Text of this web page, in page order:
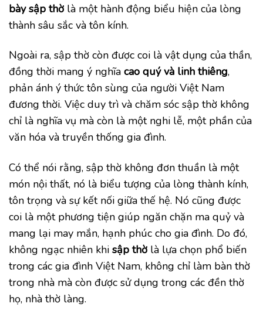
bày sập thờ là một hành động biểu hiện của lòng
thành sâu sắc và tôn kính.
Ngoài ra, sập thờ còn được coi là vật dụng của thần,
đồng thời mang ý nghĩa cao quý và linh thiêng,
phản ánh ý thức tôn sùng của người Việt Nam
đương thời. Việc duy trì và chăm sóc sập thờ không
chỉ là nghĩa vụ mà còn là một nghi lễ, một phần của
văn hóa và truyền thống gia đình.
Có thể nói rằng, sập thờ không đơn thuần là một
món nội thất, nó là biểu tượng của lòng thành kính,
tôn trọng và sự kết nối giữa thế hệ. Nó cũng được
coi là một phương tiện giúp ngăn chặn ma quỷ và
mang lại may mắn, hạnh phúc cho gia đình. Do đó,
không ngạc nhiên khi sập thờ là lựa chọn phổ biến
trong các gia đình Việt Nam, không chỉ làm bàn thờ
trong nhà mà còn được sử dụng trong các đền thờ
họ, nhà thờ làng.